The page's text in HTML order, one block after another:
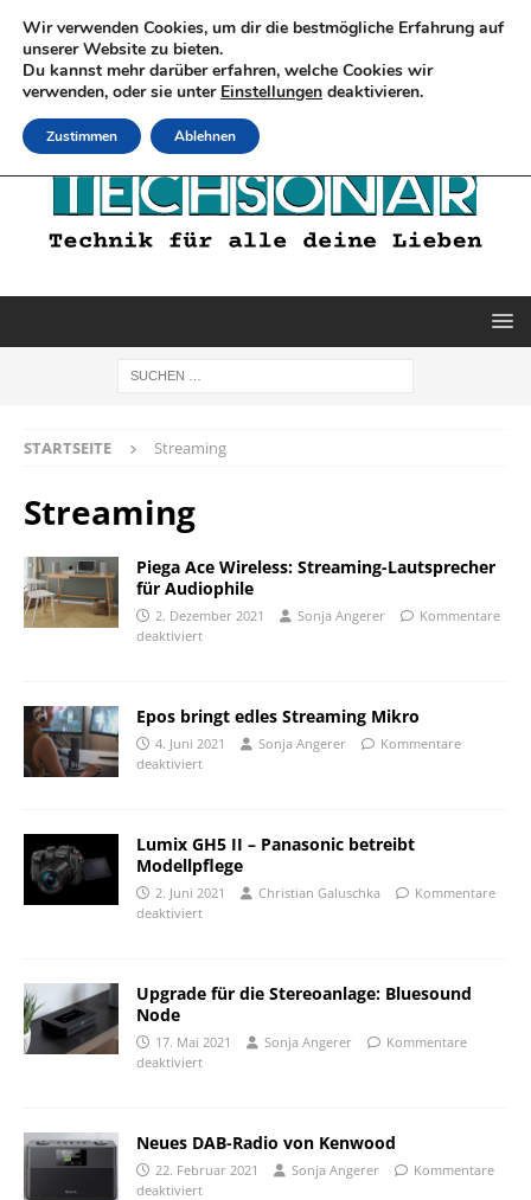
STARTSEITE Streaming
Streaming
Piega Ace Wireless: Streaming-Lautsprecher
für Audiophile
2. Dezember 2021 Sonja Angerer
Kommentare
deaktiviert
Epos bringt edles Streaming Mikro
4. Juni 2021 Sonja Angerer
Kommentare
deaktiviert
Lumix GH5 II – Panasonic betreibt
Modellpflege
2. Juni 2021 Christian Galuschka
Kommentare
deaktiviert
Upgrade für die Stereoanlage: Bluesound
Node
17. Mai 2021 Sonja Angerer
Kommentare
deaktiviert
Neues DAB-Radio von Kenwood
22. Februar 2021 Sonja Angerer
Kommentare
deaktiviert
Wir verwenden Cookies, um dir die bestmögliche Erfahrung auf
unserer Website zu bieten.
Du kannst mehr darüber erfahren, welche Cookies wir
verwenden, oder sie unter Einstellungen deaktivieren.
Zustimmen Ablehnen